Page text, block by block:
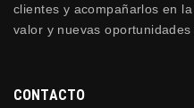
clientes y acompañarlos en
valor y nuevas oportunidades
CONTACTO